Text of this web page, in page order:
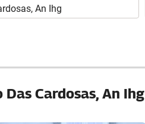
Cardosas, An Ihg